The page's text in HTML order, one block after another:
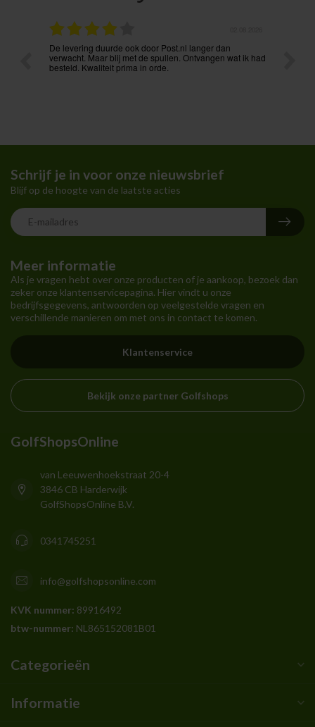
Voordelige prijzen en vlekkeloze levering. Ook via mail
onmiddellijk bereikbaar. Aanrader !
Meer informatie
Als je vragen hebt over onze producten of je aankoop, bezoek dan
zeker onze klantenservicepagina. Hier vindt u onze
bedrijfsgegevens, antwoorden op veelgestelde vragen en
verschillende manieren om met ons in contact te komen.
Klantenservice
Bekijk onze partner Golfshops
Schrijf je in voor onze nieuwsbrief
Blijf op de hoogte van de laatste acties
GolfShopsOnline
van Leeuwenhoekstraat 20-4
3846 CB Harderwijk
GolfShopsOnline B.V.
0341745251
info@golfshopsonline.com
KVK nummer: 89916492
btw-nummer: NL865152081B01
Categorieën
Informatie